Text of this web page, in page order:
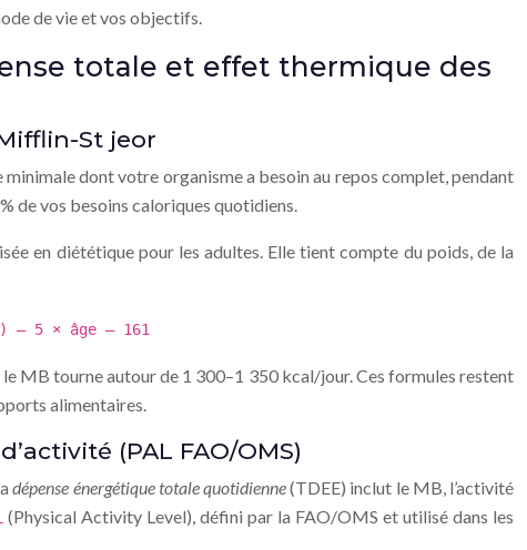
de vie et vos objectifs.
totale et effet thermique des
St jeor
minimale dont votre organisme a besoin au repos complet, pendant
de vos besoins caloriques quotidiens.
en diététique pour les adultes. Elle tient compte du poids, de la
– 5 × âge – 161
le MB tourne autour de 1 300–1 350 kcal/jour. Ces formules restent
alimentaires.
(PAL FAO/OMS)
dépense énergétique totale quotidienne(TDEE) inclut le MB, l’activité
(Physical Activity Level), défini par la FAO/OMS et utilisé dans les